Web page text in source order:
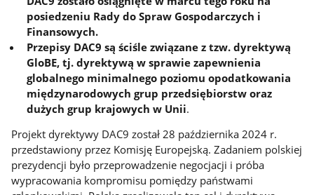
posiedzeniu Rady do Spraw Gospodarczych i
Finansowych.
Przepisy DAC9 są ściśle związane z tzw. dyrektywą
GloBE, tj. dyrektywą w sprawie zapewnienia
globalnego minimalnego poziomu opodatkowania
międzynarodowych grup przedsiębiorstw oraz
dużych grup krajowych w Unii.
Projekt dyrektywy DAC9 został 28 października 2024 r.
przedstawiony przez Komisję Europejską. Zadaniem polskiej
prezydencji było przeprowadzenie negocjacji i próba
wypracowania kompromisu pomiędzy państwami